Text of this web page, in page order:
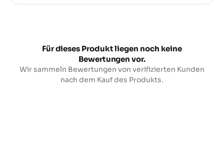
Für dieses Produkt liegen noch keine
Bewertungen vor.
Wir sammeln Bewertungen von verifizierten Kunden
nach dem Kauf des Produkts.